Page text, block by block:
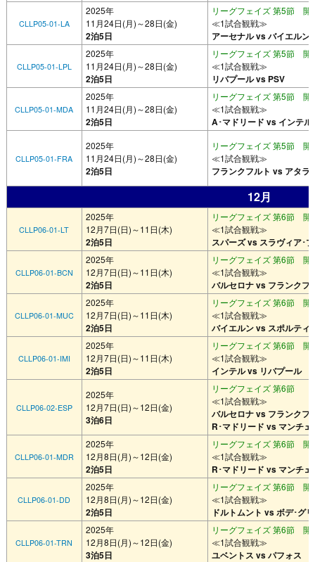
CLLP05-01-LA
2025年
11月24日(月)～28日(金)
2泊5日
リーグフェイズ 第5節 開
≪1試合観戦≫
アーセナル vs バイエルン
CLLP05-01-LPL
2025年
11月24日(月)～28日(金)
2泊5日
リーグフェイズ 第5節 開
≪1試合観戦≫
リバプール vs PSV
CLLP05-01-MDA
2025年
11月24日(月)～28日(金)
2泊5日
リーグフェイズ 第5節 開
≪1試合観戦≫
A･マドリード vs インテル
CLLP05-01-FRA
2025年
11月24日(月)～28日(金)
2泊5日
リーグフェイズ 第5節 開
≪1試合観戦≫
フランクフルト vs アタラ
12月
CLLP06-01-LT
2025年
12月7日(日)～11日(木)
2泊5日
リーグフェイズ 第6節 開
≪1試合観戦≫
スパーズ vs スラヴィア･
CLLP06-01-BCN
2025年
12月7日(日)～11日(木)
2泊5日
リーグフェイズ 第6節 開
≪1試合観戦≫
バルセロナ vs フランクフ
CLLP06-01-MUC
2025年
12月7日(日)～11日(木)
2泊5日
リーグフェイズ 第6節 開
≪1試合観戦≫
バイエルン vs スポルティ
CLLP06-01-IMI
2025年
12月7日(日)～11日(木)
2泊5日
リーグフェイズ 第6節 開
≪1試合観戦≫
インテル vs リバプール
CLLP06-02-ESP
2025年
12月7日(日)～12日(金)
3泊6日
リーグフェイズ 第6節
≪1試合観戦≫
バルセロナ vs フランクフ
R･マドリード vs マンチェ
CLLP06-01-MDR
2025年
12月8日(月)～12日(金)
2泊5日
リーグフェイズ 第6節 開
≪1試合観戦≫
R･マドリード vs マンチェ
CLLP06-01-DD
2025年
12月8日(月)～12日(金)
2泊5日
リーグフェイズ 第6節 開
≪1試合観戦≫
ドルトムント vs ボデ･グ
CLLP06-01-TRN
2025年
12月8日(月)～12日(金)
3泊5日
リーグフェイズ 第6節 開
≪1試合観戦≫
ユベントス vs パフォス